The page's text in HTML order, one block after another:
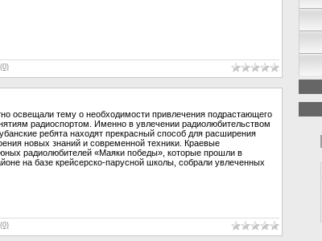
освещали тему о необходимости привлечения подрастающего
радиоспортом. Именно в увлечении радиолюбительством
ребята находят прекрасный способ для расширения
новых знаний и современной техники. Краевые
радиолюбителей «Маяки победы», которые прошли в
на базе крейсерско-парусной школы, собрали увлеченных